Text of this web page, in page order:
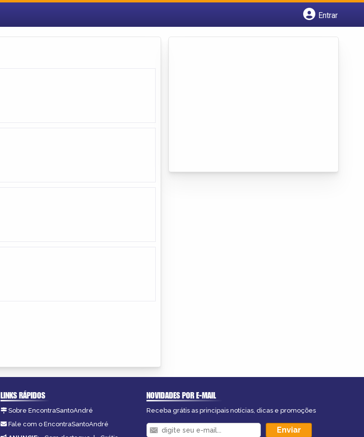
Entrar
LINKS RÁPIDOS
Sobre EncontraSantoAndré
Fale com o EncontraSantoAndré
NOVIDADES POR E-MAIL
Receba grátis as principais notícias, dicas e promoções